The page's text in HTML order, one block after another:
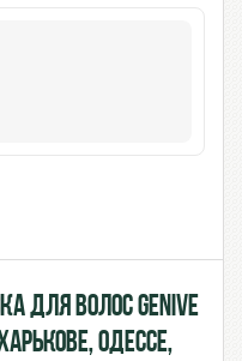
для волос Genive
Одессе,